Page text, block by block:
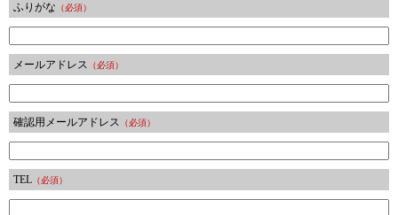
ふりがな （必須）
メールアドレス （必須）
確認用メールアドレス （必須）
TEL （必須）